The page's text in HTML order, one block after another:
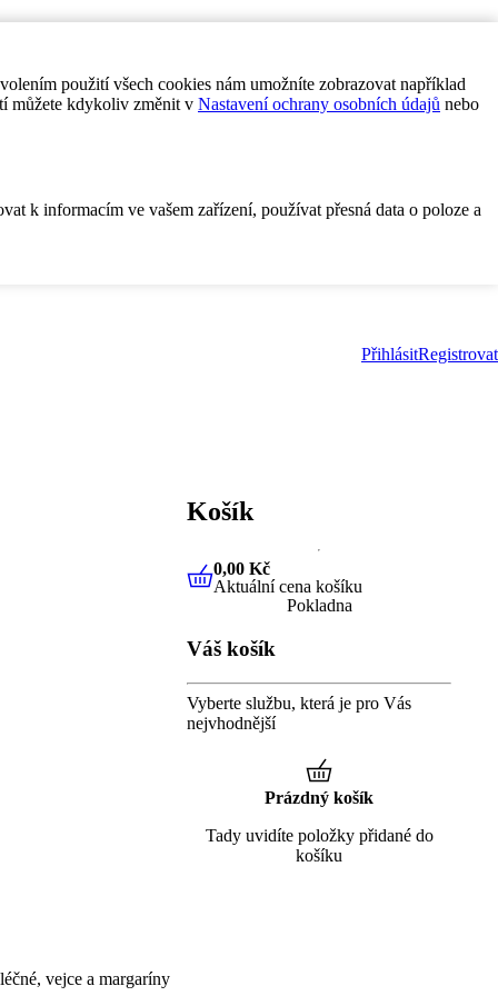
použití všech cookies nám umožníte zobrazovat například
můžete kdykoliv změnit v Nastavení ochrany osobních údajů nebo
k informacím ve vašem zařízení, používat přesná data o poloze a
PřihlásitRegistrovat
vejce a margaríny
Košík
0,00 KčAktuální cena košíku
0,00 Kč
Aktuální cena košíku
Pokladna
Váš košík
Vyberte službu, která je pro Vás
nejvhodnější
Prázdný košík
Tady uvidíte položky přidané do
košíku